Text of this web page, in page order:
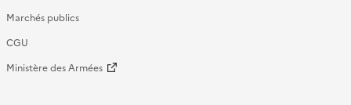
Marchés publics
CGU
Ministère des Armées